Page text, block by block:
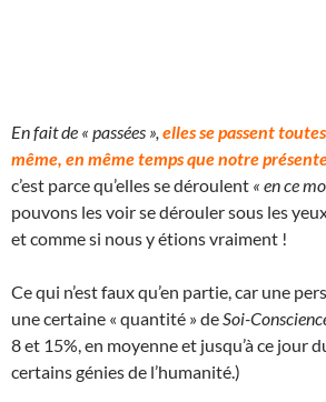
En fait de « passées », elles se passent
même, en même temps que notre
c’est parce qu’elles se déroulent « en ce
pouvons les voir se dérouler sous les
et comme si nous y étions vraiment !
Ce qui n’est faux qu’en partie, car une
une certaine « quantité » de Soi-
8 et 15%, en moyenne et jusqu’à ce jour
certains génies de l’humanité.)